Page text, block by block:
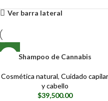
Ver barra lateral
Shampoo de Cannabis
Cosmética natural, Cuidado capilar
y cabello
$39,500.00